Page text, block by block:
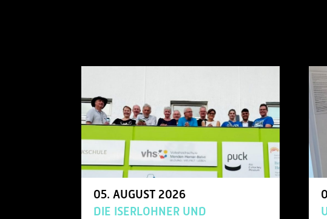
05. AUGUST 2026
DIE ISERLOHNER UND